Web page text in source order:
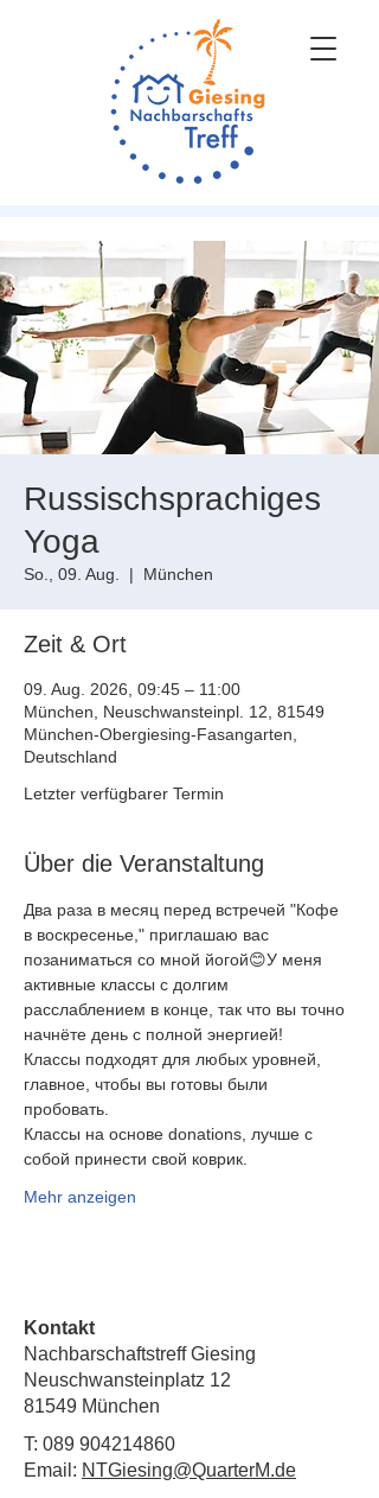
Russischsprachiges
Yoga
So., 09. Aug.
  |
München
Zeit & Ort
09. Aug. 2026, 09:45 – 11:00
München, Neuschwansteinpl. 12, 81549
München-Obergiesing-Fasangarten,
Deutschland
Letzter verfügbarer Termin
Über die Veranstaltung
Два раза в месяц перед встречей "Кофе
в воскресенье," приглашаю вас
позаниматься со мной йогой😊У меня
активные классы с долгим
расслаблением в конце, так что вы точно
начнёте день с полной энергией!
Классы подходят для любых уровней,
главное, чтобы вы готовы были
пробовать.
Классы на основе donations, лучше с
собой принести свой коврик.
Mehr anzeigen
Kontakt
Nachbarschaftstreff Giesing
Neuschwansteinplatz 12
81549 München
T: 089 904214860
Email: NTGiesing@QuarterM.de